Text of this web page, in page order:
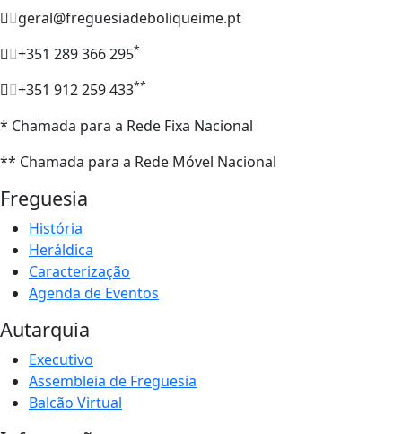
geral@freguesiadeboliqueime.pt
+351 289 366 295*
+351 912 259 433**
* Chamada para a Rede Fixa Nacional
** Chamada para a Rede Móvel Nacional
Freguesia
História
Heráldica
Caracterização
Agenda de Eventos
Autarquia
Executivo
Assembleia de Freguesia
Balcão Virtual